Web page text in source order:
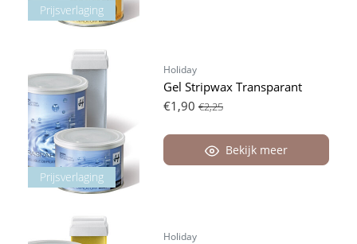
Prijsverlaging
Prijsverlaging
Holiday
Gel Stripwax Transparant
€1,90 €2,25
Bekijk meer
Holiday